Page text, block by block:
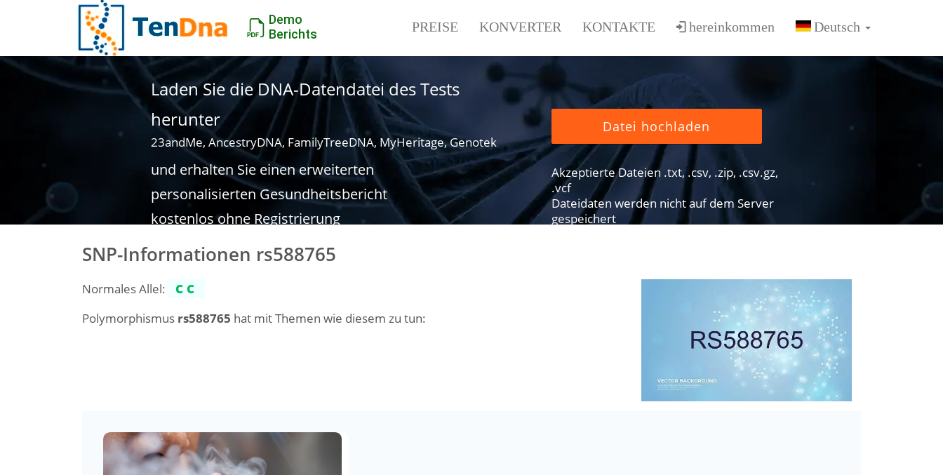
Demo
Berichts
PREISE KONVERTER KONTAKTE hereinkommen
Laden Sie die DNA-Datendatei des Tests
herunter
23andMe, AncestryDNA, FamilyTreeDNA, MyHeritage, Genotek
und erhalten Sie einen erweiterten
personalisierten Gesundheitsbericht
kostenlos ohne Registrierung
Datei hochladen
Akzeptierte Dateien .txt, .csv, .zip, .csv.gz,
.vcf
Dateidaten werden nicht auf dem Server
gespeichert
SNP-Informationen rs588765
Normales Allel:
CC
Polymorphismus rs588765 hat mit Themen wie diesem zu tun: